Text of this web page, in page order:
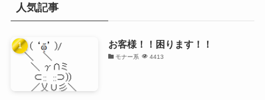
人気記事
お客様！！困ります！！
モナー系 4413